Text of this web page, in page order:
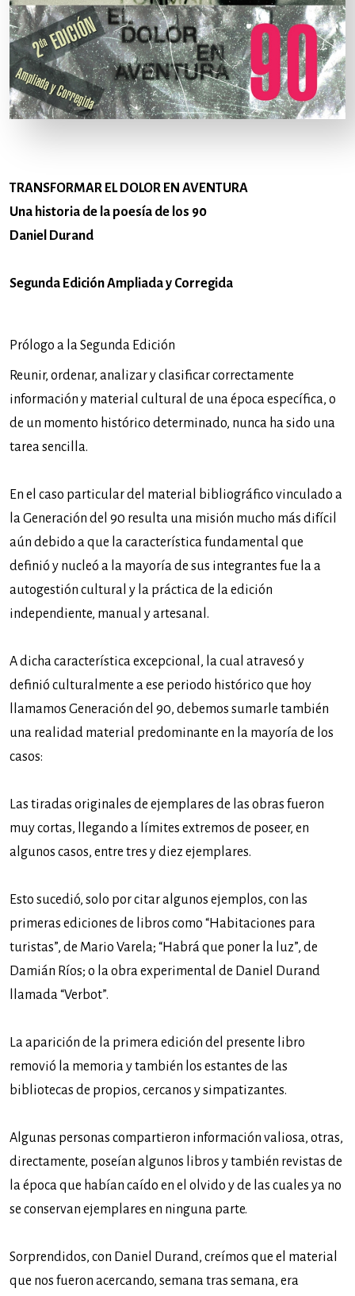
TRANSFORMAR EL DOLOR EN AVENTURA
Una historia de la poesía de los 90
Daniel Durand
Segunda Edición Ampliada y Corregida
Prólogo a la Segunda Edición
Reunir, ordenar, analizar y clasificar correctamente
información y material cultural de una época específica, o
de un momento histórico determinado, nunca ha sido una
tarea sencilla.
En el caso particular del material bibliográfico vinculado a
la Generación del 90 resulta una misión mucho más difícil
aún debido a que la característica fundamental que
definió y nucleó a la mayoría de sus integrantes fue la a
autogestión cultural y la práctica de la edición
independiente, manual y artesanal.
A dicha característica excepcional, la cual atravesó y
definió culturalmente a ese periodo histórico que hoy
llamamos Generación del 90, debemos sumarle también
una realidad material predominante en la mayoría de los
casos:
Las tiradas originales de ejemplares de las obras fueron
muy cortas, llegando a límites extremos de poseer, en
algunos casos, entre tres y diez ejemplares.
Esto sucedió, solo por citar algunos ejemplos, con las
primeras ediciones de libros como “Habitaciones para
turistas”, de Mario Varela; “Habrá que poner la luz”, de
Damián Ríos; o la obra experimental de Daniel Durand
llamada “Verbot”.
La aparición de la primera edición del presente libro
removió la memoria y también los estantes de las
bibliotecas de propios, cercanos y simpatizantes.
Algunas personas compartieron información valiosa, otras,
directamente, poseían algunos libros y también revistas de
la época que habían caído en el olvido y de las cuales ya no
se conservan ejemplares en ninguna parte.
Sorprendidos, con Daniel Durand, creímos que el material
que nos fueron acercando, semana tras semana, era